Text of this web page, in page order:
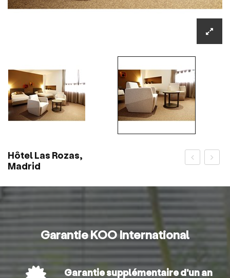
Hôtel Las Rozas,
Madrid
Garantie KOO International
Garantie supplémentaire d'un an